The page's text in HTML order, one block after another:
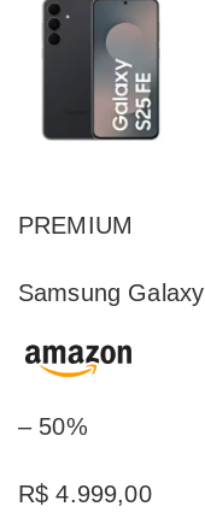
PREMIUM
Samsung
– 50%
R$ 4.999,00